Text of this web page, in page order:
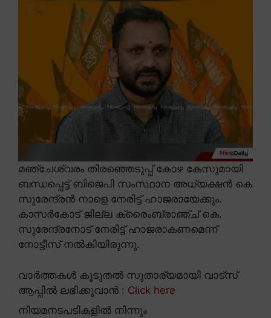
മഞ്ചേശ്വരം തിരഞ്ഞെടുപ്പ് കോഴ കേസുമായി
ബന്ധപ്പെട്ട് ബിജെപി സംസ്ഥാന അധ്യക്ഷൻ കെ
സുരേന്ദ്രൻ നാളെ നേരിട്ട് ഹാജരായേക്കും.
കാസർകോട് ജില്ല ക്രൈംബ്രാഞ്ച് കെ.
സുരേന്ദ്രനോട് നേരിട്ട് ഹാജരാകണമെന്ന്
നോട്ടീസ് നൽകിയിരുന്നു.
വാർത്തകൾ കൂടുതൽ സുതാര്യമായി വാട്സ്
ആപ്പിൽ ലഭിക്കുവാൻ : Click here
നിയമനടപടികളിൽ നിന്നും